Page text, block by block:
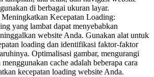
di berbagai ukuran layar.
Kecepatan Loading:
yang lambat dapat menyebabkan
website Anda. Gunakan alat untuk
loading dan identifikasi faktor-faktor
Optimalisasi gambar, mengurangi
cache adalah beberapa cara
kecepatan loading website Anda.